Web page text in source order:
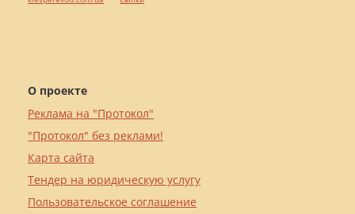
О проекте
Реклама на "Протокол"
"Протокол" без реклами!
Карта сайта
Тендер на юридическую услугу
Пользовательское соглашение